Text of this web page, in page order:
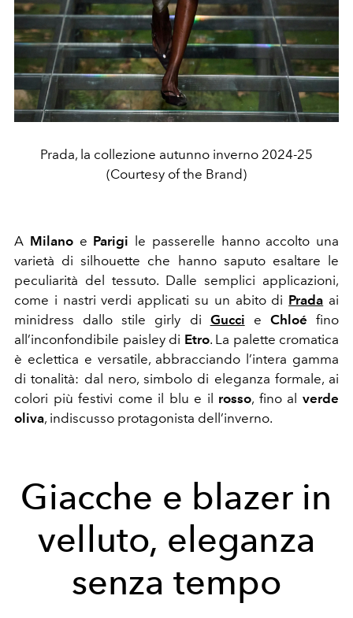
Prada, la collezione autunno inverno 2024-25
(Courtesy of the Brand)
A Milanoe Parigi le passerelle hanno accolto una
varietà di silhouette che hanno saputo esaltare le
peculiarità del tessuto. Dalle semplici applicazioni,
come i nastri verdi applicati su un abito di Prada ai
minidress dallo stile girly di Gucci e Chloé fino
all’inconfondibile paisley di Etro. La palette cromatica
è eclettica e versatile, abbracciando l’intera gamma
di tonalità: dal nero, simbolo di eleganza formale, ai
colori più festivi come il blu e il rosso, fino alverde
oliva, indiscusso protagonista dell’inverno.
Giacche e blazer in
velluto, eleganza
senza tempo